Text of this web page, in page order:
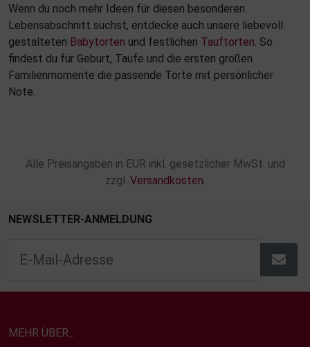
Wenn du noch mehr Ideen für diesen besonderen
Lebensabschnitt suchst, entdecke auch unsere liebevoll
gestalteten Babytorten und festlichen Tauftorten . So
findest du für Geburt, Taufe und die ersten großen
Familienmomente die passende Torte mit persönlicher
Note.
Alle Preisangaben in EUR inkl. gesetzlicher MwSt. und
zzgl. Versandkosten
NEWSLETTER-ANMELDUNG
MEHR ÜBER...